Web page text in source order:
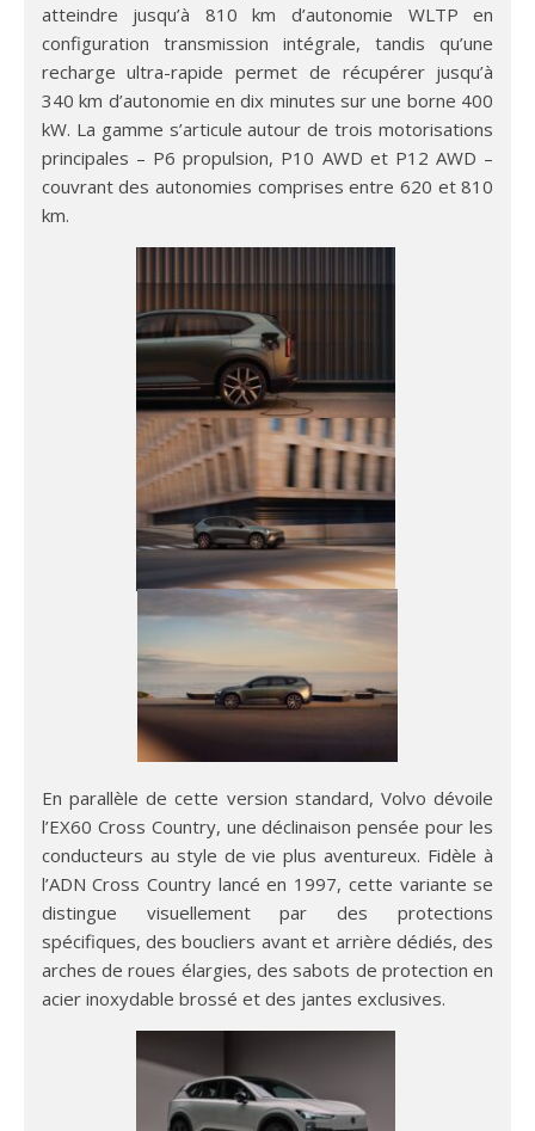
atteindre jusqu’à 810 km d’autonomie WLTP en
configuration transmission intégrale, tandis qu’une
recharge ultra-rapide permet de récupérer jusqu’à
340 km d’autonomie en dix minutes sur une borne 400
kW. La gamme s’articule autour de trois motorisations
principales – P6 propulsion, P10 AWD et P12 AWD –
couvrant des autonomies comprises entre 620 et 810
km.
En parallèle de cette version standard, Volvo dévoile
l’EX60 Cross Country, une déclinaison pensée pour les
conducteurs au style de vie plus aventureux. Fidèle à
l’ADN Cross Country lancé en 1997, cette variante se
distingue visuellement par des protections
spécifiques, des boucliers avant et arrière dédiés, des
arches de roues élargies, des sabots de protection en
acier inoxydable brossé et des jantes exclusives.